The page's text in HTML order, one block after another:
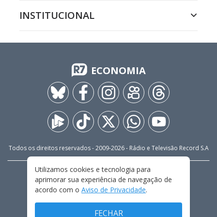
INSTITUCIONAL
ECONOMIA
Todos os direitos reservados - 2009-2026- Rádio e Televisão Record S.A
FALE CONOSCO
PRIVACIDADE
TERMOS E CONDIÇÕES DE USO
Utilizamos cookies e tecnologia para
aprimorar sua experiência de navegação de
acordo com o Aviso de Privacidade.
FECHAR